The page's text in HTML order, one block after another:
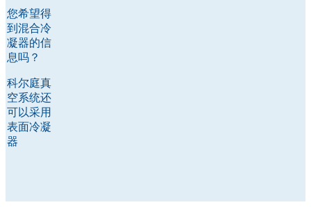
您希望得
到混合冷
凝器的信
息吗？
科尔庭真
空系统还
可以采用
表面冷凝
器